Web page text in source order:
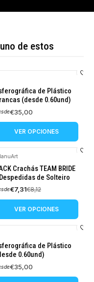
de estos
de Plástico
(desde 0.60und)
€35,00
VER OPCIONES
-10%
OFFCrachás TEAM BRIDE
de Solteiro
€7,31€8,12
VER OPCIONES
de Plástico
0.60und)
€35,00